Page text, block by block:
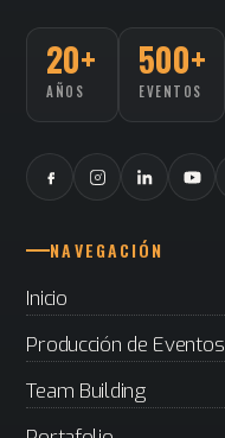
20+
AÑOS
500+
EVENTOS
NAVEGACIÓN
Inicio
Producción de Eventos
Team Building